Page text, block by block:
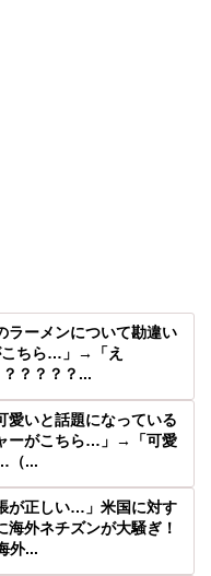
ラーメンについて勘違い
こちら…」→「え
？？？？...
愛いと話題になっている
ーがこちら…」→「可愛
（...
が正しい…」米国に対す
海外ネチズンが大騒ぎ！
外...